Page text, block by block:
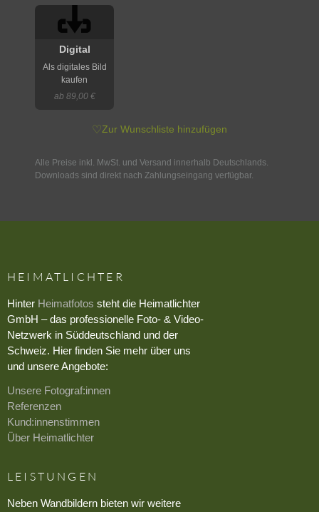
Digital
Als digitales Bild
kaufen
ab 89,00 €
♡Zur Wunschliste hinzufügen
Alle Preise inkl. MwSt. und Versand innerhalb Deutschlands.
Downloads sind direkt nach Zahlungseingang verfügbar.
HEIMATLICHTER
Hinter Heimatfotos steht die Heimatlichter
GmbH – das professionelle Foto- & Video-
Netzwerk in Süddeutschland und der
Schweiz. Hier finden Sie mehr über uns
und unsere Angebote:
Unsere Fotograf:innen
Referenzen
Kund:innenstimmen
Über Heimatlichter
LEISTUNGEN
Neben Wandbildern bieten wir weitere